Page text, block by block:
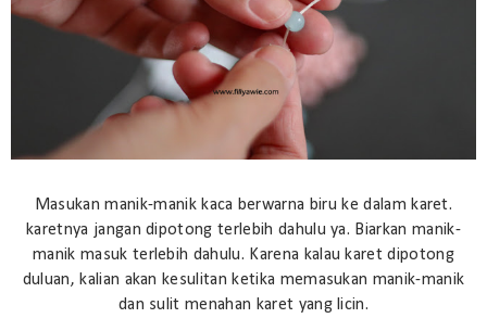
Masukan manik-manik kaca berwarna biru ke dalam karet.
karetnya jangan dipotong terlebih dahulu ya. Biarkan manik-
manik masuk terlebih dahulu. Karena kalau karet dipotong
duluan, kalian akan kesulitan ketika memasukan manik-manik
dan sulit menahan karet yang licin.